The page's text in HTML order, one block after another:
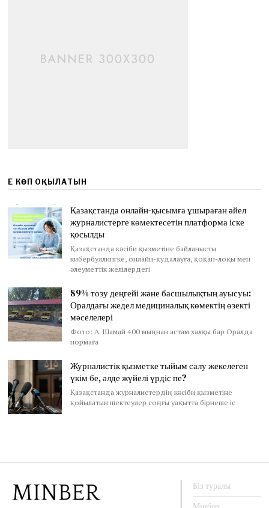
ЕҢ КӨП ОҚЫЛАТЫН
Қазақстанда онлайн-қысымға ұшыраған әйел
журналистерге көмектесетін платформа іске
қосылды
Қазақстанда кәсіби қызметіне байланысты
кибербуллингке, онлайн-қудалауға, қоқан-лоқы мен
әлеуметтік желілердегі
89% тозу деңгейі және басшылықтың ауысуы:
Оралдағы жедел медициналық көмектің өзекті
мәселелері
Фото: А. Шамай 400 мыңнан астам халқы бар Оралда
нормаға
Журналистік қызметке тыйым салу жекелеген
үкім бе, әлде жүйелі үрдіс пе?
Қазақстанда журналистердің кәсіби қызметіне
қойылатын шектеулер соңғы уақытта бірнеше іс
Біз туралы